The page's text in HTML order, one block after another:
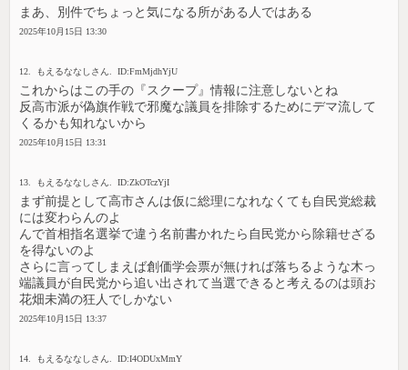
まあ、別件でちょっと気になる所がある人ではある
2025年10月15日 13:30
12. もえるななしさん. ID:FmMjdhYjU
これからはこの手の『スクープ』情報に注意しないとね
反高市派が偽旗作戦で邪魔な議員を排除するためにデマ流して
くるかも知れないから
2025年10月15日 13:31
13. もえるななしさん. ID:ZkOTczYjI
まず前提として高市さんは仮に総理になれなくても自民党総裁
には変わらんのよ
んで首相指名選挙で違う名前書かれたら自民党から除籍せざる
を得ないのよ
さらに言ってしまえば創価学会票が無ければ落ちるような木っ
端議員が自民党から追い出されて当選できると考えるのは頭お
花畑未満の狂人でしかない
2025年10月15日 13:37
14. もえるななしさん. ID:I4ODUxMmY